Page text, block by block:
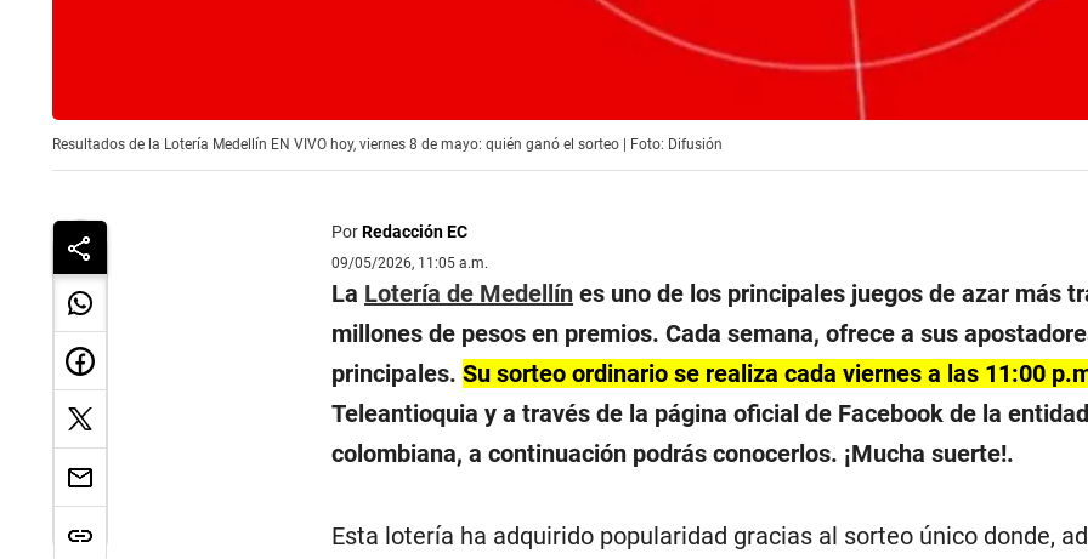
Resultados de la Lotería Medellín EN VIVO hoy, viernes 8 de mayo: quién ganó el sorteo | Foto: Difusión
PorRedacción EC
09/05/2026, 11:05 a.m.
La Lotería de Medellín es uno de los principales juegos de azar más
millones de pesos en premios. Cada semana, ofrece a sus
principales.Su sorteo ordinario se realiza cada viernes a las 11:00
Teleantioquia y a través de la página oficial de Facebook de la
colombiana, a continuación podrás conocerlos. ¡Mucha suerte!.
Esta lotería ha adquirido popularidad gracias al sorteo único donde,